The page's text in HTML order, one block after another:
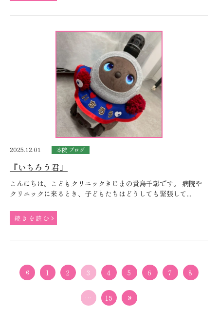
2025.12.01 本院 ブログ
『いちろう君』
こんにちは。こどもクリニックきじまの貴島千彰です。 病院や
クリニックに来るとき、子どもたちはどうしても緊張して...
続きを読む
1 2 3 4 5 6 7 8
… 15